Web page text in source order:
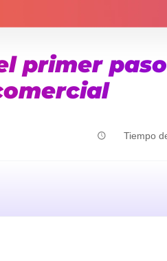
primer
Tiempo